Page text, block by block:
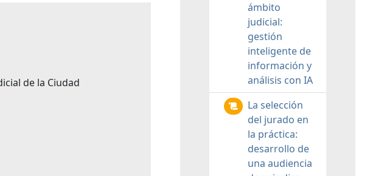
de la Ciudad
ámbito
judicial:
gestión
inteligente de
información y
análisis con IA
La selección
del jurado en
la práctica:
desarrollo de
una audiencia